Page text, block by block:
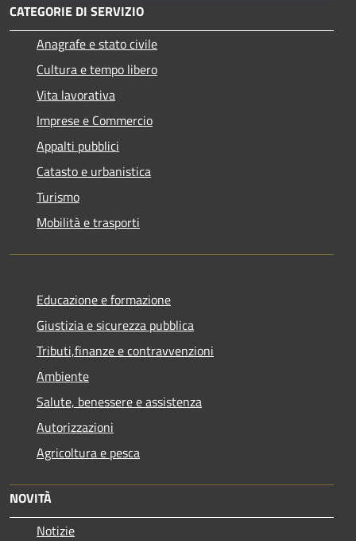
CATEGORIE DI SERVIZIO
Anagrafe e stato civile
Cultura e tempo libero
Vita lavorativa
Imprese e Commercio
Appalti pubblici
Catasto e urbanistica
Turismo
Mobilità e trasporti
Educazione e formazione
Giustizia e sicurezza pubblica
Tributi,finanze e contravvenzioni
Ambiente
Salute, benessere e assistenza
Autorizzazioni
Agricoltura e pesca
NOVITÀ
Notizie